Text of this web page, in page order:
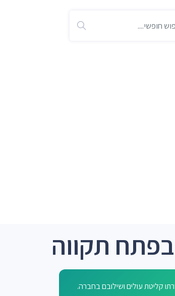
בפתח תקווה
קליטת עולים ושילובם בחברה.